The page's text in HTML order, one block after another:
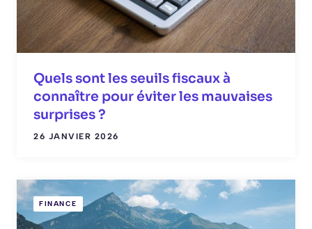
Quels sont les seuils fiscaux à
connaître pour éviter les mauvaises
surprises ?
26 JANVIER 2026
FINANCE